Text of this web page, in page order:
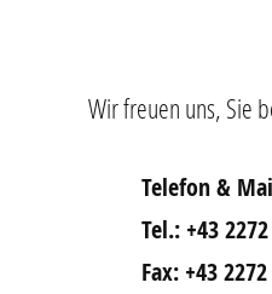
Wir freuen uns, Sie
Telefon &
Tel.: +43
Fax: +43